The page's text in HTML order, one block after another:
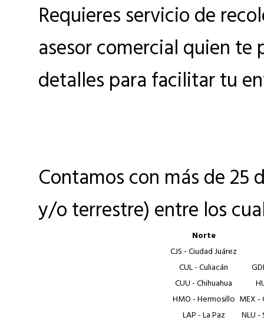
Requieres servicio de
asesor comercial quien
detalles para facilitar tu
Contamos con más de 25
y/o terrestre) entre los
Norte
CJS - Ciudad Juárez
CUL - Culiacán
CUU - Chihuahua
HMO - Hermosillo MEX
LAP - La Paz
NLU -